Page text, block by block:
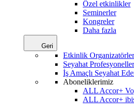
Özel etkinlikler
Seminerler
Kongreler
Daha fazla
Geri
Etkinlik
Seyahat
İş Amaçlı Seyahat
Aboneliklerimiz
ALL Accor+
ALL Accor+